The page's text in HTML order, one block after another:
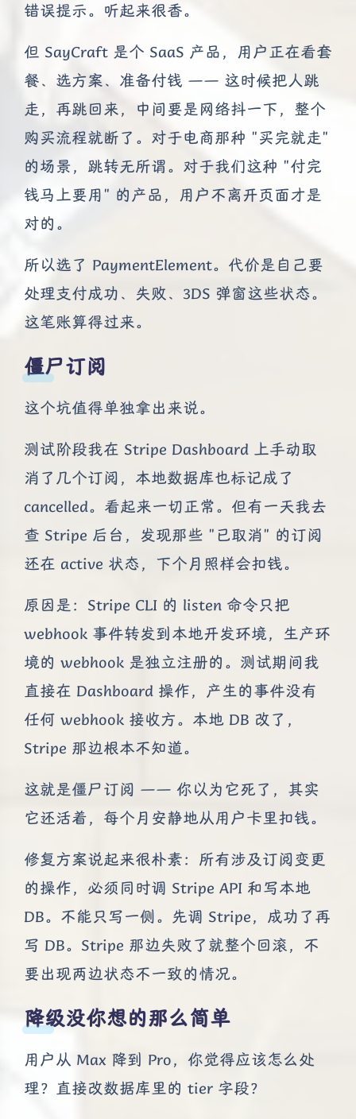
错误提示。听起来很香。
但 SayCraft 是个 SaaS 产品，用户正在看套
餐、选方案、准备付钱 —— 这时候把人跳
走，再跳回来，中间要是网络抖一下，整个
购买流程就断了。对于电商那种 "买完就走"
的场景，跳转无所谓。对于我们这种 "付完
钱马上要用" 的产品，用户不离开页面才是
对的。
所以选了 PaymentElement。代价是自己要
处理支付成功、失败、3DS 弹窗这些状态。
这笔账算得过来。
僵尸订阅
这个坑值得单独拿出来说。
测试阶段我在 Stripe Dashboard 上手动取
消了几个订阅，本地数据库也标记成了
cancelled。看起来一切正常。但有一天我去
查 Stripe 后台，发现那些 "已取消" 的订阅
还在 active 状态，下个月照样会扣钱。
原因是：Stripe CLI 的 listen 命令只把
webhook 事件转发到本地开发环境，生产环
境的 webhook 是独立注册的。测试期间我
直接在 Dashboard 操作，产生的事件没有
任何 webhook 接收方。本地 DB 改了，
Stripe 那边根本不知道。
这就是僵尸订阅 —— 你以为它死了，其实
它还活着，每个月安静地从用户卡里扣钱。
修复方案说起来很朴素：所有涉及订阅变更
的操作，必须同时调 Stripe API 和写本地
DB。不能只写一侧。先调 Stripe，成功了再
写 DB。Stripe 那边失败了就整个回滚，不
要出现两边状态不一致的情况。
降级没你想的那么简单
用户从 Max 降到 Pro，你觉得应该怎么处
理？直接改数据库里的 tier 字段？